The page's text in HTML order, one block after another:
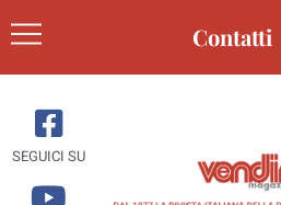
Contatti
SEGUICI SU